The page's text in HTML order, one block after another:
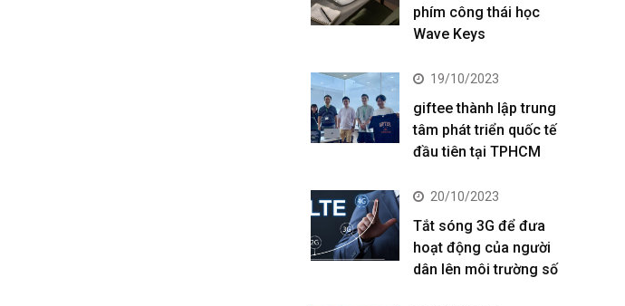
phím công thái học
Wave Keys
19/10/2023
giftee thành lập trung
tâm phát triển quốc tế
đầu tiên tại TPHCM
20/10/2023
Tắt sóng 3G để đưa
hoạt động của người
dân lên môi trường số